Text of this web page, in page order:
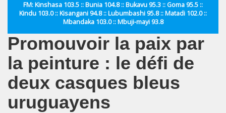
FM: Kinshasa 103.5 :: Bunia 104.8 :: Bukavu 95.3 :: Goma 95.5 ::
Kindu 103.0 :: Kisangani 94.8 :: Lubumbashi 95.8 :: Matadi 102.0 ::
Mbandaka 103.0 :: Mbuji-mayi 93.8
Promouvoir la paix par
la peinture : le défi de
deux casques bleus
uruguayens